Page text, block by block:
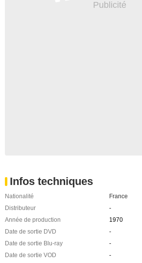
Infos techniques
Nationalité
France
Distributeur
-
Année de production
1970
Date de sortie DVD
-
Date de sortie Blu-ray
-
Date de sortie VOD
-